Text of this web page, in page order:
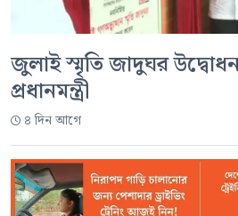
জুলাই স্মৃতি জাদুঘর
প্রধানমন্ত্রী
৪ দিন আগে